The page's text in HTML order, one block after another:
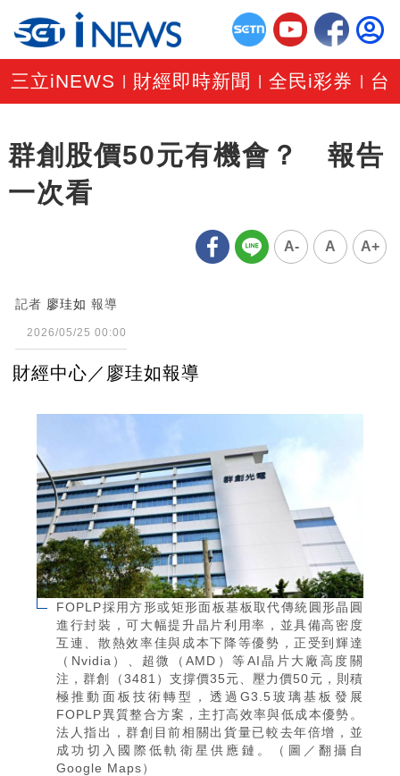
三立iNEWS 財經即時新聞 |全民i彩券 台
群創股價50元有機會？ 報告
一次看
A- A A+
記者 廖珪如 報導
2026/05/25 00:00
財經中心／廖珪如報導
FOPLP採用方形或矩形面板基板取代傳統圓形晶圓
進行封裝，可大幅提升晶片利用率，並具備高密度
互連、散熱效率佳與成本下降等優勢，正受到輝達
（Nvidia）、超微（AMD）等AI晶片大廠高度關
注，群創（3481）支撐價35元、壓力價50元，則積
極推動面板技術轉型，透過G3.5玻璃基板發展
FOPLP異質整合方案，主打高效率與低成本優勢。
法人指出，群創目前相關出貨量已較去年倍增，並
成功切入國際低軌衛星供應鏈。（圖／翻攝自
Google Maps）